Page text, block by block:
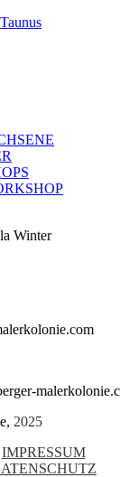
Winter
2025
IMPRESSUM